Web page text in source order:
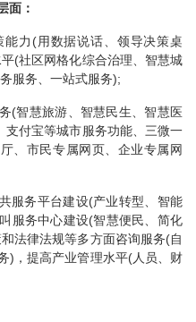
面：
力(用数据说话、领导决策桌
(社区网格化综合治理、智慧城
服务、一站式服务);
(智慧旅游、智慧民生、智慧医
付宝等城市服务功能、三微一
、市民专属网页、企业专属网
服务平台建设(产业转型、智能
服务中心建设(智慧便民、简化
法律法规等多方面咨询服务(自
)，提高产业管理水平(人员、财